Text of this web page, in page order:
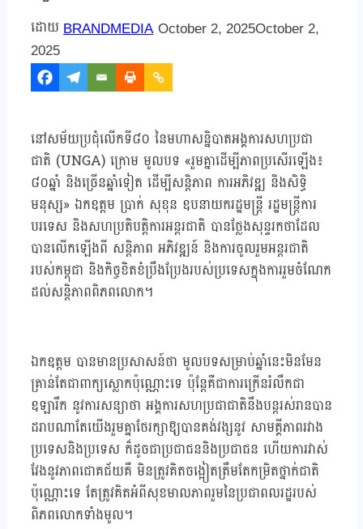
BRANDMEDIA October 2, 2025October 2,
2025
នៅសម័យប្រជុំលើកទី៨០ នៃមហាសន្និបាតអង្គការសហប្រជា
ជាតិ (UNGA) ក្រោម មូលបទ «រួមគ្នាដើម្បីភាពប្រសើរឡើង៖
៨០ឆ្នាំ និងច្រើនឆ្នាំទៀត ដើម្បីសន្តិភាព ការអភិវឌ្ឍ និងសិទ្ធិ
មនុស្ស» ឯកឧត្តម ប្រាក់ សុខុន ឧបនាយករដ្ឋមន្ត្រី រដ្ឋមន្ត្រីការ
បរទេស និងសហប្រតិបត្តិការអន្តរជាតិ បានថ្លែងសុន្ទរកថាដែល
បានលើកឡើងពី សន្តិភាព អភិវឌ្ឍន៍ និងការចូលរួមអន្តរជាតិ
របស់កម្ពុជា និងកិច្ចខិតខំប្រឹងប្រែងរបស់ប្រទេសក្នុងការរួមចំណែក
ដល់សន្តិភាពពិភពលោក។
ឯកឧត្តម បានមានប្រសាសន៍ថា មូលបទសម្រាប់ឆ្នាំនេះមិនមែន
គ្រាន់តែជាពាក្យស្លោកប៉ុណ្ណោះទេ ប៉ុន្តែគឺជាការក្រើនរំលឹកជា
ឧឡារឹក នូវការសន្យាថា អង្គការសហប្រជាជាតិនឹងបន្តរស់រានបាន
ដរាបណាតែយើងរួមគ្នាថែរក្សាឱ្យបានគង់វង្សនូវ សាមគ្គីភាពរវាង
ប្រទេសនិងប្រទេស ក៏ដូចជាប្រជាជននិងប្រជាជន ហើយការវាស់
វែងនូវភាពជោគជ័យគឺ មិនត្រូវគិតចង្អៀតត្រឹមតែកម្រិតថ្នាក់ជាតិ
ប៉ុណ្ណោះទេ តែត្រូវគិតអំពីសុខមាលភាពរួមនៃប្រជាពលរដ្ឋរបស់
ពិភពលោកទាំងមូល។